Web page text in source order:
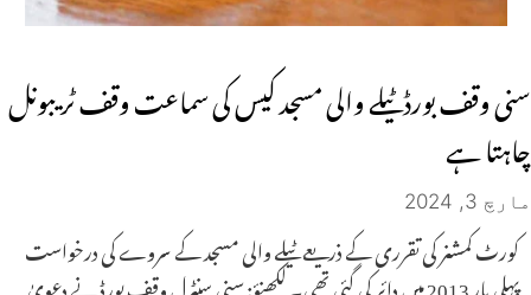
سنی وقف بورڈ ٹیلے والی مسجد کیس کی سماعت وقف ٹریبونل
چاہتا ہے
مارچ 3, 2024
کورٹ کمشنر کی تقرری کے ذریعے ٹیلے والی مسجد کے سروے کی درخواست